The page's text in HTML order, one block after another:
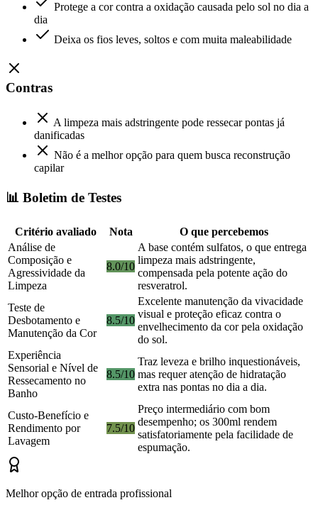
Protege a cor contra a oxidação causada pelo sol no dia a
dia
Deixa os fios leves, soltos e com muita maleabilidade
Contras
A limpeza mais adstringente pode ressecar pontas já
danificadas
Não é a melhor opção para quem busca reconstrução
capilar
📊 Boletim de Testes
Critério avaliado Nota
O que percebemos
Análise de
Composição e
Agressividade da
Limpeza
8.0/10
A base contém sulfatos, o que entrega
limpeza mais adstringente,
compensada pela potente ação do
resveratrol.
Teste de
Desbotamento e
Manutenção da Cor
8.5/10
Excelente manutenção da vivacidade
visual e proteção eficaz contra o
envelhecimento da cor pela oxidação
do sol.
Experiência
Sensorial e Nível de
Ressecamento no
Banho
8.5/10
Traz leveza e brilho inquestionáveis,
mas requer atenção de hidratação
extra nas pontas no dia a dia.
Custo-Benefício e
Rendimento por
Lavagem
7.5/10
Preço intermediário com bom
desempenho; os 300ml rendem
satisfatoriamente pela facilidade de
espumação.
Melhor opção de entrada profissional